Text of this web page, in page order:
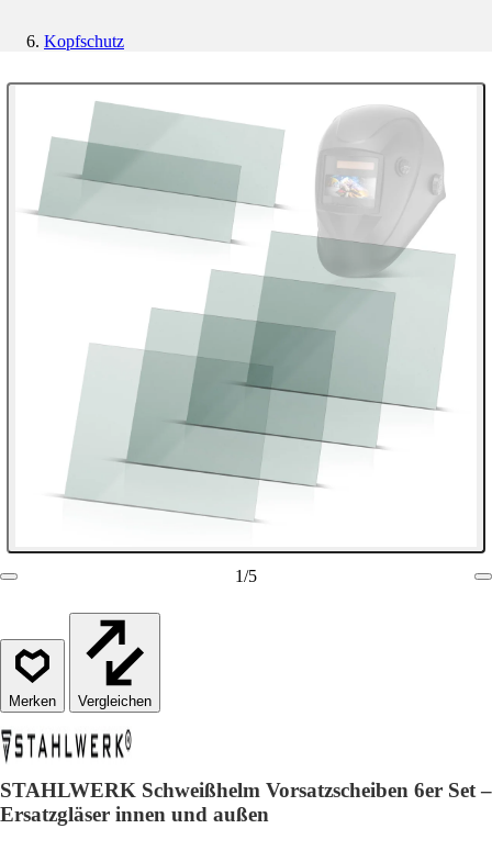
Kopfschutz
1/5
Vergleichen
STAHLWERK Schweißhelm Vorsatzscheiben 6er Set –
Ersatzgläser innen und außen